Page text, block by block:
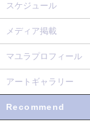
スケジュール
メディア掲載
マユラプロフィール
アートギャラリー
Recommend